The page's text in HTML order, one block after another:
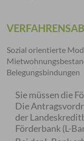
Sozial orientierte
Belegungsbindungen
Sie müssen die
Die
der
Förderbank (L-